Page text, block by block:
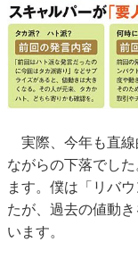
実際、今年も直線
ながらの下落でし
ます。僕は「リバ
たが、過去の値動
います。